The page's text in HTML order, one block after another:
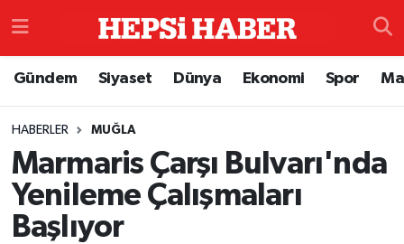
Gündem Siyaset Dünya Ekonomi Spor
HABERLER MUĞLA
Marmaris Çarşı Bulvarı'nda
Yenileme Çalışmaları
Başlıyor
Çevre
Dünya
İzmir Namaz Vakitleri
İstanbul Trafik Yoğunluk Haritası